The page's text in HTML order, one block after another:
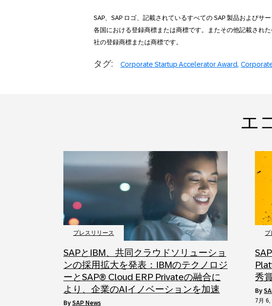
SAP、SAP ロゴ、記載されているすべての SAP 製品およびサ
各国における登録商標または商標です。またその他記載され
社の登録商標または商標です。
タグ: Corporate Startup Accelerator Award
エ
プレスリリース
SAPとIBM、共同クラウドソリューショ
ンの採用拡大を発表：IBMのテクノロジ
ーとSAP® Cloud ERP Privateの融合に
より、企業のAIイノベーションを加速
by SAP News
プ
秀
by
7月 6,